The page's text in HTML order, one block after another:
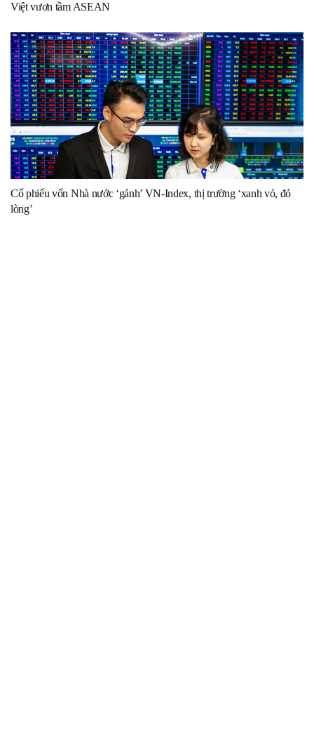
Việt vươn tầm ASEAN
Cổ phiếu vốn Nhà nước ‘gánh’ VN-Index, thị trường ‘xanh vỏ, đỏ
lòng’